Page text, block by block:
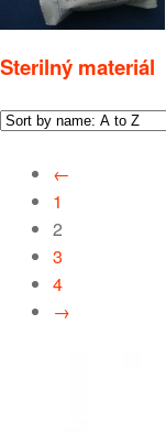
Sterilný materiál
←
1
2
3
4
→